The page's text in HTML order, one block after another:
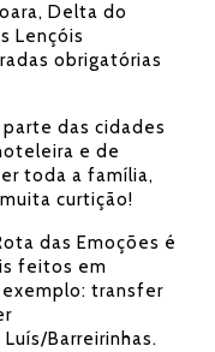
Delta do
Lençóis
obrigatórias
das cidades
e de
toda a família,
curtição!
das Emoções é
feitos em
transfer
Barreirinhas.